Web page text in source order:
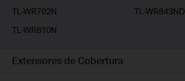
TL-WR702N
TL-WR843ND
TL-WR810N
Extensores de Cobertura